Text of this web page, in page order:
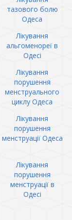
тазового болю
Одеса
Лікування
альгоменореї в
Одесі
Лікування
порушення
менструального
циклу Одеса
Лікування
порушення
менструації Одеса
Лікування
порушення
менструації в
Одесі